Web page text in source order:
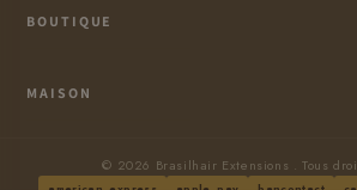
BOUTIQUE
Conditions générales de vente
MAISON
Refund Policy© 2026 Brasilhair Extensions . Tous